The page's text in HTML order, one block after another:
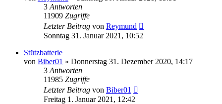
3 Antworten
11909 Zugriffe
Letzter Beitrag von Reymund
Sonntag 31. Januar 2021, 10:52
Stützbatterie
von Biber01 » Donnerstag 31. Dezember 2020, 14:17
3 Antworten
11985 Zugriffe
Letzter Beitrag von Biber01
Freitag 1. Januar 2021, 12:42